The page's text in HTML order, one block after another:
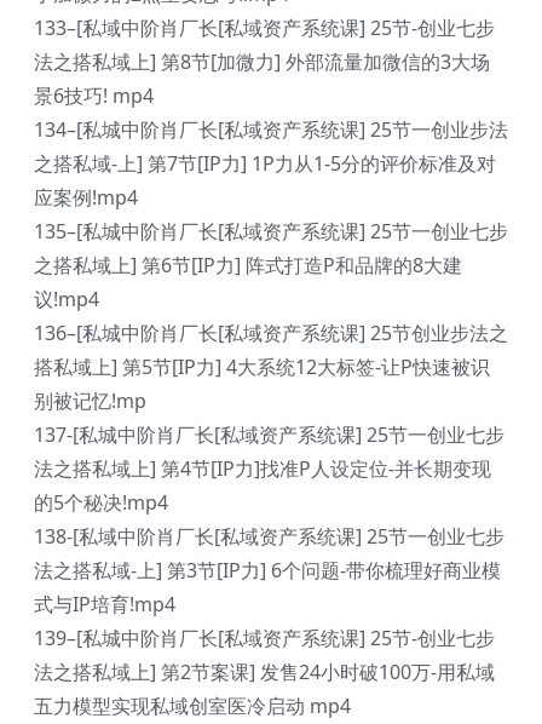
133–[私域中阶肖厂长[私域资产系统课] 25节-创业七步
法之搭私域上] 第8节[加微力] 外部流量加微信的3大场
景6技巧! mp4
134–[私城中阶肖厂长[私域资产系统课] 25节一创业步法
之搭私域-上] 第7节[IP力] 1P力从1-5分的评价标准及对
应案例!mp4
135–[私城中阶肖厂长[私域资产系统课] 25节一创业七步
之搭私域上] 第6节[IP力] 阵式打造P和品牌的8大建
议!mp4
136–[私城中阶肖厂长[私域资产系统课] 25节创业步法之
搭私域上] 第5节[IP力] 4大系统12大标签-让P快速被识
别被记忆!mp
137-[私城中阶肖厂长[私域资产系统课] 25节一创业七步
法之搭私域上] 第4节[IP力]找准P人设定位-并长期变现
的5个秘决!mp4
138-[私域中阶肖厂长[私域资产系统课] 25节一创业七步
法之搭私域-上] 第3节[IP力] 6个问题-带你梳理好商业模
式与IP培育!mp4
139–[私城中阶肖厂长[私域资产系统课] 25节-创业七步
法之搭私域上] 第2节案课] 发售24小时破100万-用私域
五力模型实现私域创室医冷启动 mp4